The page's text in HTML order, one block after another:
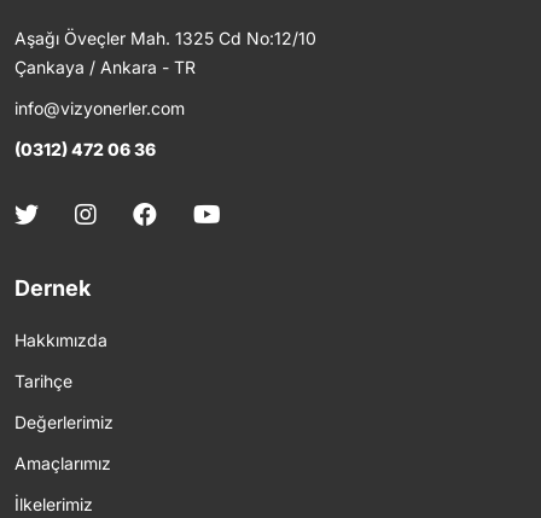
Aşağı Öveçler Mah. 1325 Cd No:12/10
Çankaya / Ankara - TR
info@vizyonerler.com
(0312) 472 06 36
Dernek
Hakkımızda
Tarihçe
Değerlerimiz
Amaçlarımız
İlkelerimiz